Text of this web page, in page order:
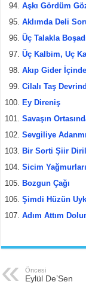
Aşkı Gördüm
Aklımda Deli
Üç Talakla
Üç Kalbim, Uç
Akıp Gider
Cilalı Taş
Ey Direniş
Savaşın
Sevgiliye
Bir Sorti Şiir
Sicim Yağmurları
Bozgun Çağı
Şimdi Hüzün
Adım Attım
Öncesi
Eylül De’Sen